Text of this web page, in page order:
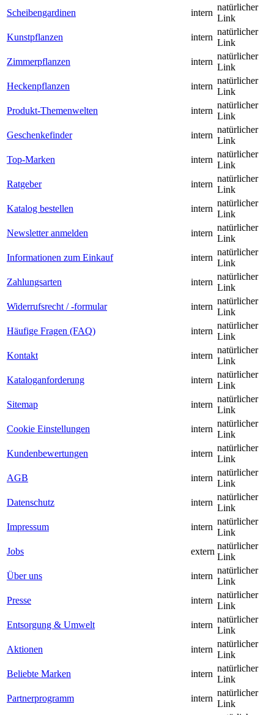
Scheibengardinen
intern
natürlicher
Link
Kunstpflanzen
intern
natürlicher
Link
Zimmerpflanzen
intern
natürlicher
Link
Heckenpflanzen
intern
natürlicher
Link
Produkt-Themenwelten
intern
natürlicher
Link
Geschenkefinder
intern
natürlicher
Link
Top-Marken
intern
natürlicher
Link
Ratgeber
intern
natürlicher
Link
Katalog bestellen
intern
natürlicher
Link
Newsletter anmelden
intern
natürlicher
Link
Informationen zum Einkauf
intern
natürlicher
Link
Zahlungsarten
intern
natürlicher
Link
Widerrufsrecht / -formular
intern
natürlicher
Link
Häufige Fragen (FAQ)
intern
natürlicher
Link
Kontakt
intern
natürlicher
Link
Kataloganforderung
intern
natürlicher
Link
Sitemap
intern
natürlicher
Link
Cookie Einstellungen
intern
natürlicher
Link
Kundenbewertungen
intern
natürlicher
Link
AGB
intern
natürlicher
Link
Datenschutz
intern
natürlicher
Link
Impressum
intern
natürlicher
Link
Jobs
extern
natürlicher
Link
Über uns
intern
natürlicher
Link
Presse
intern
natürlicher
Link
Entsorgung & Umwelt
intern
natürlicher
Link
Aktionen
intern
natürlicher
Link
Beliebte Marken
intern
natürlicher
Link
Partnerprogramm
intern
natürlicher
Link